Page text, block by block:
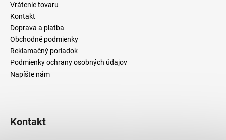
Vrátenie tovaru
Kontakt
Doprava a platba
Obchodné podmienky
Reklamačný poriadok
Podmienky ochrany osobných údajov
Napíšte nám
Kontakt